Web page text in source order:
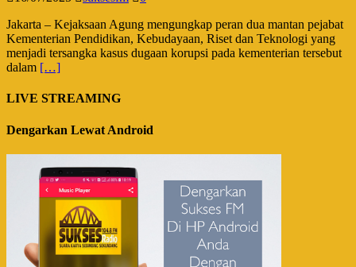
Jakarta – Kejaksaan Agung mengungkap peran dua mantan pejabat
Kementerian Pendidikan, Kebudayaan, Riset dan Teknologi yang
menjadi tersangka kasus dugaan korupsi pada kementerian tersebut
dalam […]
LIVE STREAMING
Dengarkan Lewat Android